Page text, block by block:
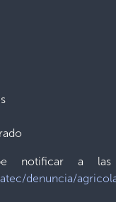
notificar a
denuncia/